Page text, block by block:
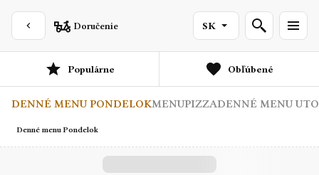
Doručenie SK
Populárne Obľúbené
DENNÉ MENU PONDELOKMENUPIZZADENNÉ MENU
Denné menu Pondelok